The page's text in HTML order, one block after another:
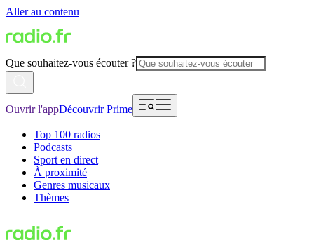
Aller au contenu
Que souhaitez-vous écouter ?
Ouvrir l'appDécouvrir Prime
Top 100 radios
Podcasts
Sport en direct
À proximité
Genres musicaux
Thèmes